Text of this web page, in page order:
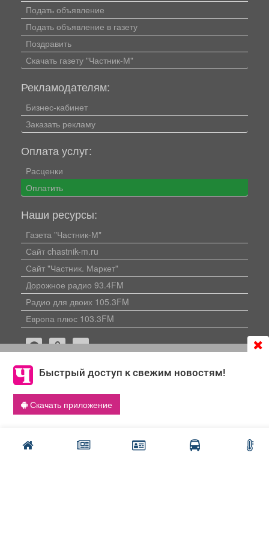
Быстрый доступ к свежим новостям!
Скачать приложение
согласие на обработку файлов cookie, которые
обеспечивают корректную работу сайта и сбора
информации для улучшения качества сервисов.
Что такое cookie
Подать объявление
Подать объявление в газету
Поздравить
Скачать газету "Частник-М"
Рекламодателям:
Бизнес-кабинет
Заказать рекламу
Оплата услуг:
Расценки
Оплатить
Наши ресурсы:
Газета "Частник-М"
Сайт chastnik-m.ru
Сайт "Частник. Маркет"
Дорожное радио 93.4FM
Радио для двоих 105.3FM
Европа плюс 103.3FM
Политика конфиденциальности
Редакция сайта не несет ответственности за достоверность
информации, содержащейся в рекламных материалах и